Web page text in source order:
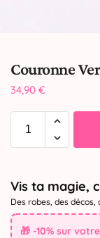
Couronne
34,90 €
Vis ta magie,
Des robes, des
🎁 -10% sur